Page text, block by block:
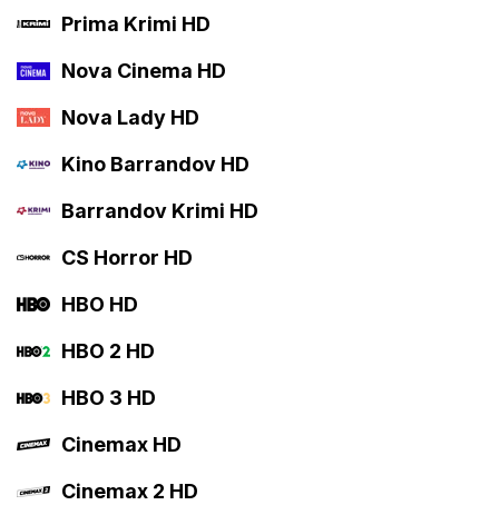
Prima Krimi HD
Nova Cinema HD
Nova Lady HD
Kino Barrandov HD
Barrandov Krimi HD
CS Horror HD
HBO HD
HBO 2 HD
HBO 3 HD
Cinemax HD
Cinemax 2 HD